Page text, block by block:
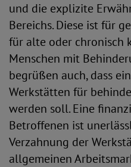
und die explizite
Bereichs. Diese ist für
für alte oder chronisch
Menschen mit
begrüßen auch, dass
Werkstätten für
werden soll. Eine
Betroffenen ist
Verzahnung der
allgemeinen